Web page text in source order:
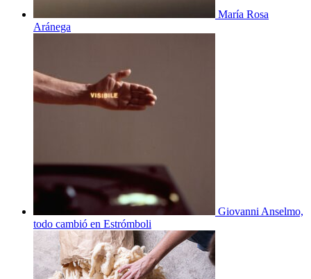
María Rosa
Aránega
Giovanni Anselmo,
todo cambió en Estrómboli